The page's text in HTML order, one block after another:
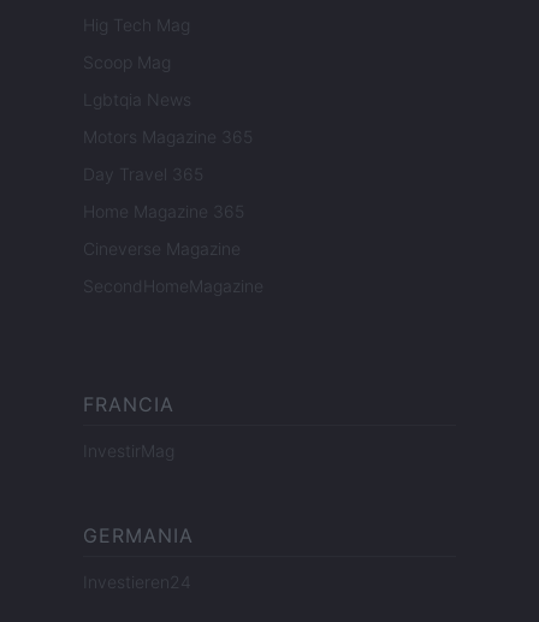
Hig Tech Mag
Scoop Mag
Lgbtqia News
Motors Magazine 365
Day Travel 365
Home Magazine 365
Cineverse Magazine
SecondHomeMagazine
FRANCIA
InvestirMag
GERMANIA
Investieren24